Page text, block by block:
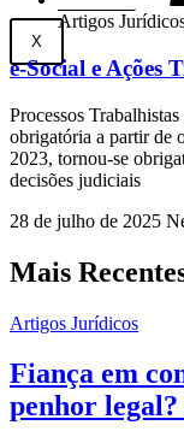
X
Artigos
e-Social e Ações
Processos
obrigatória a partir de
2023, tornou-se
decisões judiciais
28 de julho de 2025
Mais
Artigos Jurídicos
Fiança em
penhor